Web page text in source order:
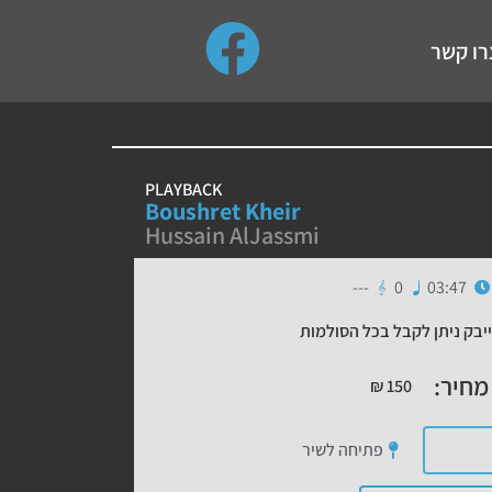
up and down arrows to review and enter to go to the
קשר
PLAYBACK
Boushret Kheir
Hussain AlJassmi
03:47
0
---
ניתן לקבל בכל הסולמות
מחיר: ₪150
פתיחה לשיר